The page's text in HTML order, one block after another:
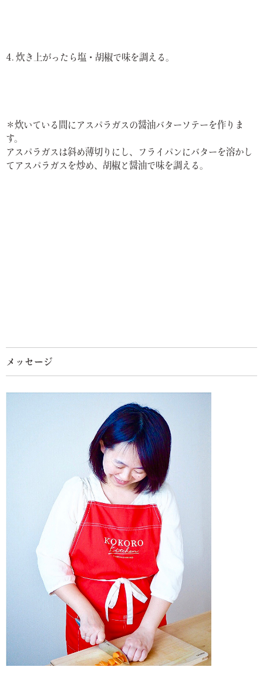
4. 炊き上がったら塩・胡椒で味を調える。
＊炊いている間にアスパラガスの醤油バターソテーを作りま
す。
アスパラガスは斜め薄切りにし、フライパンにバターを溶かし
てアスパラガスを炒め、胡椒と醤油で味を調える。
メッセージ